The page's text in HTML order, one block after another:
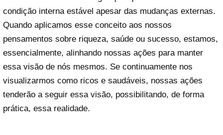
condição interna estável apesar das mudanças externas.
Quando aplicamos esse conceito aos nossos
pensamentos sobre riqueza, saúde ou sucesso, estamos,
essencialmente, alinhando nossas ações para manter
essa visão de nós mesmos. Se continuamente nos
visualizarmos como ricos e saudáveis, nossas ações
tenderão a seguir essa visão, possibilitando, de forma
prática, essa realidade.